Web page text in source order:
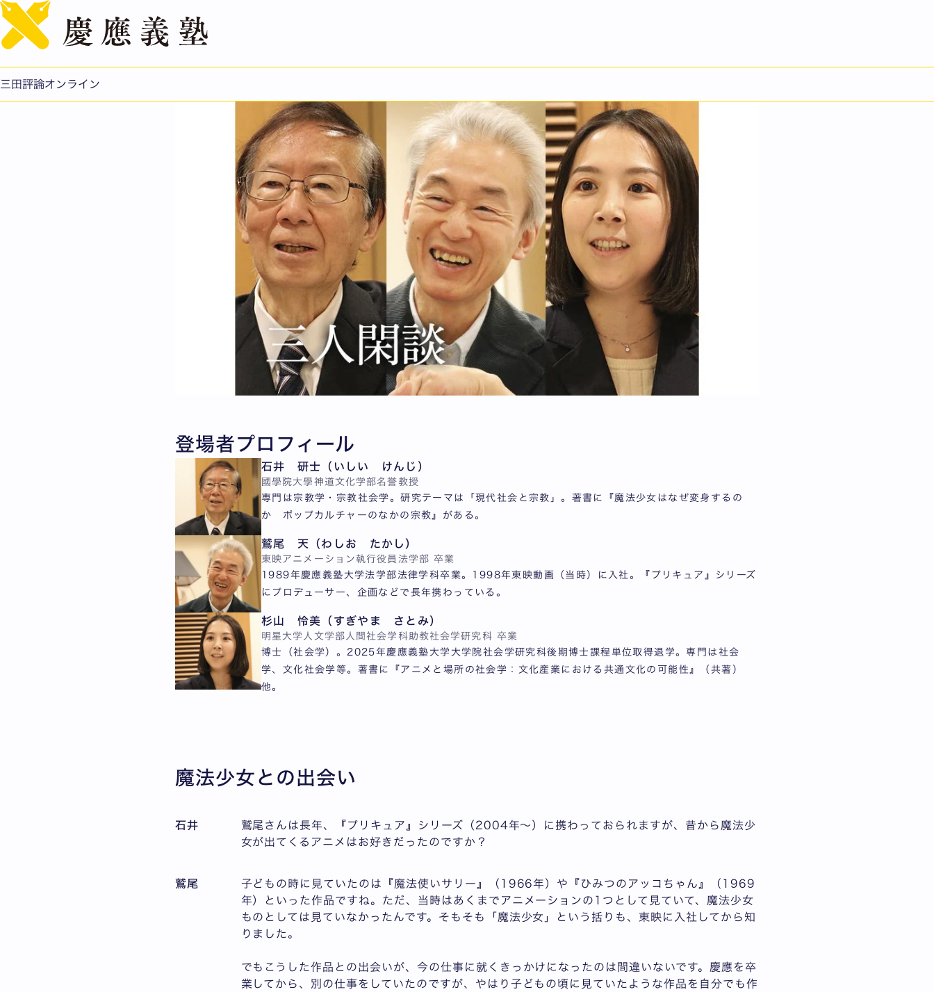
三田評論オンライン
魔法少女に恋して
登場者プロフィール
石井 研士（いしい けんじ）
國學院大學神道文化学部名誉教授
専門は宗教学・宗教社会学。研究テーマは「現代社会と宗教」。著書に『魔法少女はなぜ変身するの
か ポップカルチャーのなかの宗教』がある。
鷲尾 天（わしお たかし）
東映アニメーション執行役員 法学部 卒業
1989年慶應義塾大学法学部法律学科卒業。1998年東映動画（当時）に入社。『プリキュア』シリーズ
にプロデューサー、企画などで長年携わっている。
杉山 怜美（すぎやま さとみ）
明星大学人文学部人間社会学科助教社会学研究科 卒業
博士（社会学）。2025年慶應義塾大学大学院社会学研究科後期博士課程単位取得退学。専門は社会
学、文化社会学等。著書に『アニメと場所の社会学：文化産業における共通文化の可能性』（共著）
他。
魔法少女との出会い
石井
鷲尾さんは長年、『プリキュア』シリーズ（2004年～）に携わっておられますが、昔から魔法少
女が出てくるアニメはお好きだったのですか？
鷲尾
子どもの時に見ていたのは『魔法使いサリー』（1966年）や『ひみつのアッコちゃん』（1969
年）といった作品ですね。ただ、当時はあくまでアニメーションの1つとして見ていて、魔法少女
ものとしては見ていなかったんです。そもそも「魔法少女」という括りも、東映に入社してから知
りました。
でもこうした作品との出会いが、今の仕事に就くきっかけになったのは間違いないです。慶應を卒
業してから、別の仕事をしていたのですが、やはり子どもの頃に見ていたような作品を自分でも作